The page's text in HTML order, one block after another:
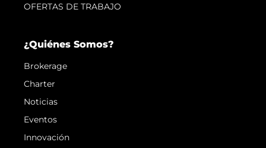
OFERTAS DE TRABAJO
¿Quiénes Somos?
Brokerage
Charter
Noticias
Eventos
Innovación